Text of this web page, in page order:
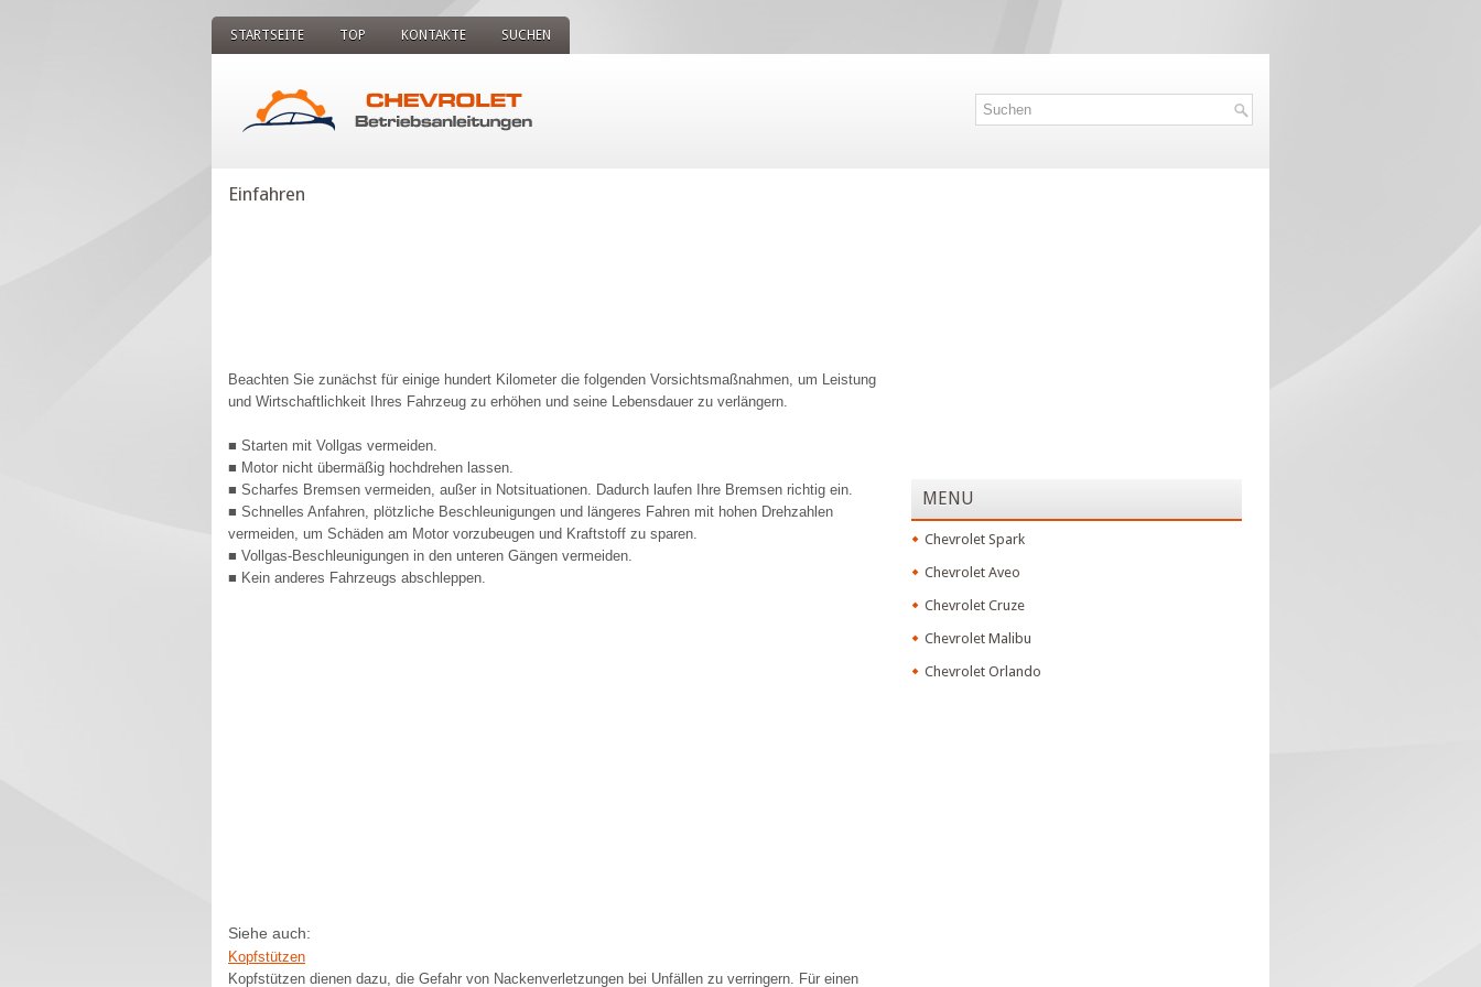
STARTSEITE TOP KONTAKTE SUCHEN
Einfahren
Beachten Sie zunächst für einige hundert Kilometer die folgenden Vorsichtsmaßnahmen, um Leistung
und Wirtschaftlichkeit Ihres Fahrzeug zu erhöhen und seine Lebensdauer zu verlängern.
■ Starten mit Vollgas vermeiden.
■ Motor nicht übermäßig hochdrehen lassen.
■ Scharfes Bremsen vermeiden, außer in Notsituationen. Dadurch laufen Ihre Bremsen richtig ein.
■ Schnelles Anfahren, plötzliche Beschleunigungen und längeres Fahren mit hohen Drehzahlen
vermeiden, um Schäden am Motor vorzubeugen und Kraftstoff zu sparen.
■ Vollgas-Beschleunigungen in den unteren Gängen vermeiden.
■ Kein anderes Fahrzeugs abschleppen.
Siehe auch:
Kopfstützen
Kopfstützen dienen dazu, die Gefahr von Nackenverletzungen bei Unfällen zu verringern. Für einen
MENU
Chevrolet Spark
Chevrolet Aveo
Chevrolet Cruze
Chevrolet Malibu
Chevrolet Orlando